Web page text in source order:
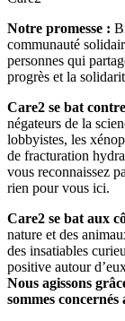
Notre promesse :
communauté
personnes qui
progrès et la
Care2 se bat contre
négateurs de la
lobbyistes, les
de fracturation
vous reconnaissez
rien pour vous ici.
Care2 se bat aux
nature et des
des insatiables
positive autour
Nous agissons
sommes concernés